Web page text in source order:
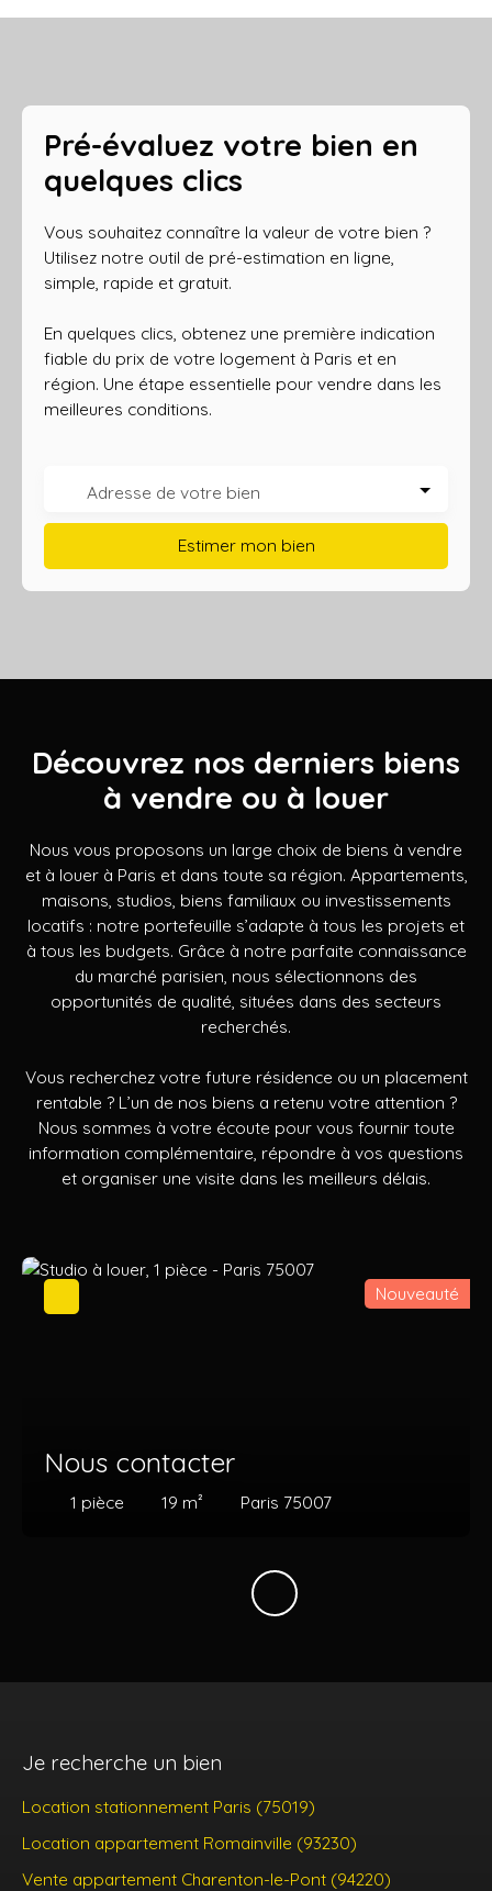
Pré-évaluez votre bien en
quelques clics
Vous souhaitez connaître la valeur de votre bien ?
Utilisez notre outil de pré-estimation en ligne,
simple, rapide et gratuit.
En quelques clics, obtenez une première indication
fiable du prix de votre logement à Paris et en
région. Une étape essentielle pour vendre dans les
meilleures conditions.
Adresse de votre bien
Estimer mon bien
Découvrez nos derniers biens
à vendre ou à louer
Nous vous proposons un large choix de biens à vendre
et à louer à Paris et dans toute sa région. Appartements,
maisons, studios, biens familiaux ou investissements
locatifs : notre portefeuille s’adapte à tous les projets et
à tous les budgets. Grâce à notre parfaite connaissance
du marché parisien, nous sélectionnons des
opportunités de qualité, situées dans des secteurs
recherchés.
Vous recherchez votre future résidence ou un placement
rentable ? L’un de nos biens a retenu votre attention ?
Nous sommes à votre écoute pour vous fournir toute
information complémentaire, répondre à vos questions
et organiser une visite dans les meilleurs délais.
Nous contacter
1 pièce 19 m² Paris 75007
Nouveauté
Je recherche un bien
Location stationnement Paris (75019)
Location appartement Romainville (93230)
Vente appartement Charenton-le-Pont (94220)